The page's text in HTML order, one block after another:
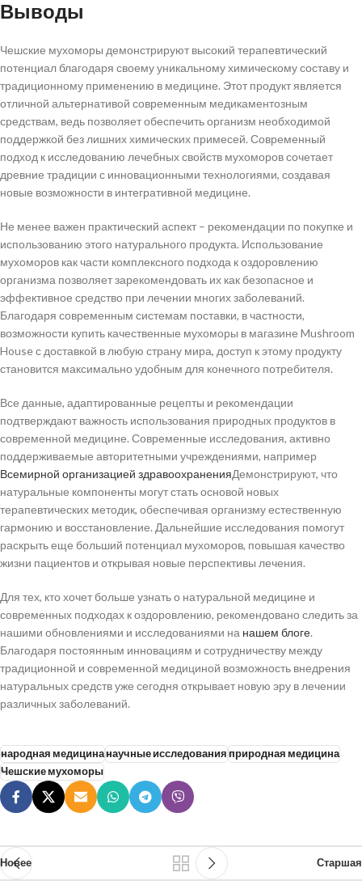
Выводы
Чешские мухоморы демонстрируют высокий терапевтический
потенциал благодаря своему уникальному химическому составу и
традиционному применению в медицине. Этот продукт является
отличной альтернативой современным медикаментозным
средствам, ведь позволяет обеспечить организм необходимой
поддержкой без лишних химических примесей. Современный
подход к исследованию лечебных свойств мухоморов сочетает
древние традиции с инновационными технологиями, создавая
новые возможности в интегративной медицине.
Не менее важен практический аспект – рекомендации по покупке и
использованию этого натурального продукта. Использование
мухоморов как части комплексного подхода к оздоровлению
организма позволяет зарекомендовать их как безопасное и
эффективное средство при лечении многих заболеваний.
Благодаря современным системам поставки, в частности,
возможности купить качественные мухоморы в магазине Mushroom
House с доставкой в любую страну мира, доступ к этому продукту
становится максимально удобным для конечного потребителя.
Все данные, адаптированные рецепты и рекомендации
подтверждают важность использования природных продуктов в
современной медицине. Современные исследования, активно
поддерживаемые авторитетными учреждениями, например
Всемирной организацией здравоохраненияДемонстрируют, что
натуральные компоненты могут стать основой новых
терапевтических методик, обеспечивая организму естественную
гармонию и восстановление. Дальнейшие исследования помогут
раскрыть еще больший потенциал мухоморов, повышая качество
жизни пациентов и открывая новые перспективы лечения.
Для тех, кто хочет больше узнать о натуральной медицине и
современных подходах к оздоровлению, рекомендовано следить за
нашими обновлениями и исследованиями на нашем блоге.
Благодаря постоянным инновациям и сотрудничеству между
традиционной и современной медициной возможность внедрения
натуральных средств уже сегодня открывает новую эру в лечении
различных заболеваний.
народная медицинанаучные исследования природная медицина
Чешские мухоморы
Новее Старшая